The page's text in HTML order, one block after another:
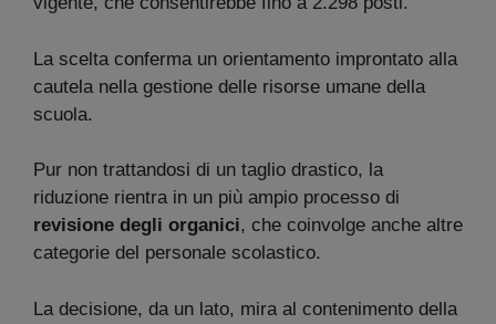
La scelta conferma un orientamento improntato alla
cautela nella gestione delle risorse umane della
scuola.
Pur non trattandosi di un taglio drastico, la
riduzione rientra in un più ampio processo di
revisione degli organici, che coinvolge anche altre
categorie del personale scolastico.
La decisione, da un lato, mira al contenimento della